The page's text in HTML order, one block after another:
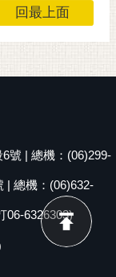
回最上面
號 | 總機：(06)299-
| 總機：(06)632-
06-6326303)